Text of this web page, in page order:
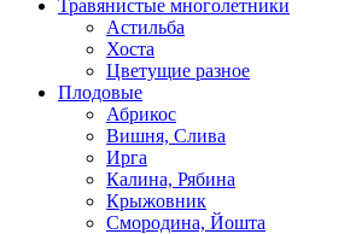
Травянистые многолетники
Астильба
Хоста
Цветущие разное
Плодовые
Абрикос
Вишня, Слива
Ирга
Калина, Рябина
Крыжовник
Смородина, Йошта